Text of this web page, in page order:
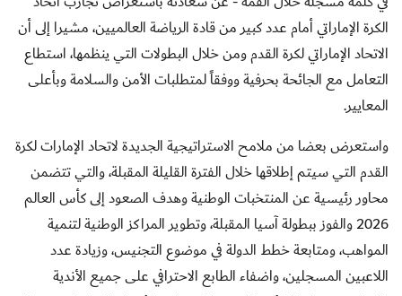
الكرة الإماراتي أمام عدد كبير من قادة الرياضة العالميين، مشيرا إلى أن
الاتحاد الإماراتي لكرة القدم ومن خلال البطولات التي ينظمها، استطاع
التعامل مع الجائحة بحرفية ووفقاً لمتطلبات الأمن والسلامة وبأعلى
المعايير.
واستعرض بعضا من ملامح الاستراتيجية الجديدة لاتحاد الإمارات لكرة
القدم التي سيتم إطلاقها خلال الفترة القليلة المقبلة، والتي تتضمن
محاور رئيسية عن المنتخبات الوطنية وهدف الصعود إلى كأس العالم
2026 والفوز ببطولة آسيا المقبلة، وتطوير المراكز الوطنية لتنمية
المواهب، ومتابعة خطط الدولة في موضوع التجنيس، وزيادة عدد
اللاعبين المسجلين، واضفاء الطابع الاحترافي على جميع الأندية